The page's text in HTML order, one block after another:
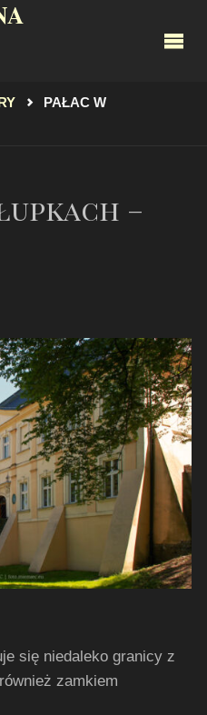
PAŁAC W
–
się niedaleko granicy z
zamkiem